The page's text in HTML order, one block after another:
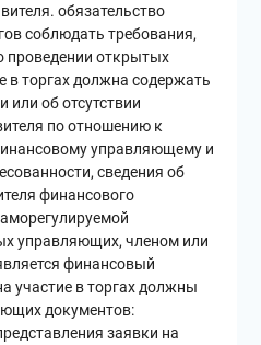
обязательство
соблюдать требования,
проведении открытых
в торгах должна содержать
или об отсутствии
по отношению к
управляющему и
сведения об
финансового
управляющих, членом или
финансовый
участие в торгах должны
документов:
заявки на